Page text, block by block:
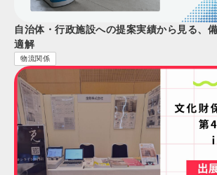
自治体・行政施設への提案実績から見る、
適解
物流関係